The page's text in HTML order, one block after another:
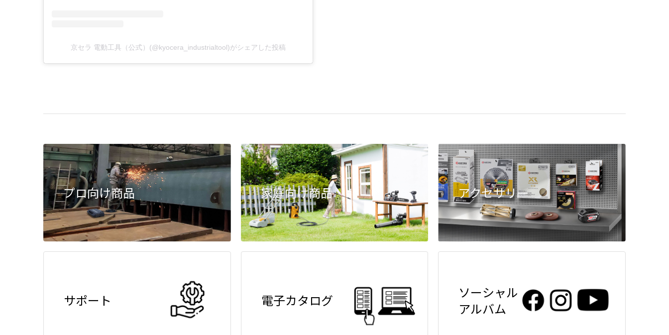
京セラ 電動工具（公式）(@kyocera_industrialtool)がシェアした投稿
プロ向け商品 家庭向け商品 アクセサリー
サポート 電子カタログ
ソーシャル
アルバム